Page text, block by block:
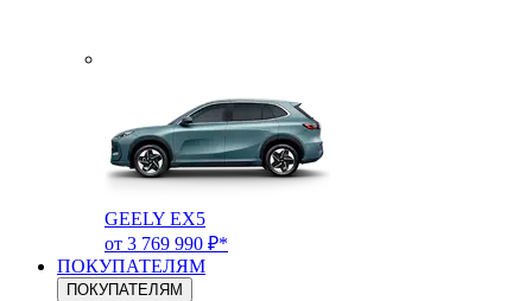
GEELY EX5
от 3 769 990 ₽*
ПОКУПАТЕЛЯМ
ПОКУПАТЕЛЯМ